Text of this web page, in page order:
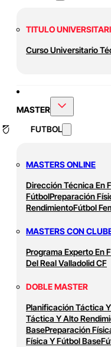
TITULO
Curso Universitario
MASTER
FUTBOL
MASTERS ONLINE
Dirección Técnica En
FútbolPreparación
RendimientoFútbol
MASTERS CON
Programa Experto En
Del Real Valladolid CF
DOBLE MASTER
Planificación Táctica
Táctica Y Alto
BasePreparación
Física Y Fútbol Base